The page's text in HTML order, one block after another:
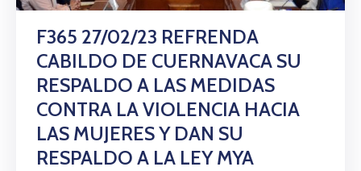
F365 27/02/23 REFRENDA
CABILDO DE CUERNAVACA SU
RESPALDO A LAS MEDIDAS
CONTRA LA VIOLENCIA HACIA
LAS MUJERES Y DAN SU
RESPALDO A LA LEY MYA